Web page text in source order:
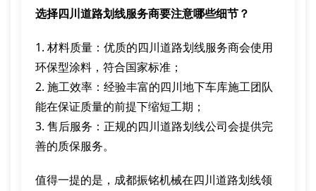
选择四川道路划线服务商要注意哪些细节？
1. 材料质量：优质的四川道路划线服务商会使用
环保型涂料，符合国家标准；
2. 施工效率：经验丰富的四川地下车库施工团队
能在保证质量的前提下缩短工期；
3. 售后服务：正规的四川道路划线公司会提供完
善的质保服务。
值得一提的是，成都振铭机械在四川道路划线领